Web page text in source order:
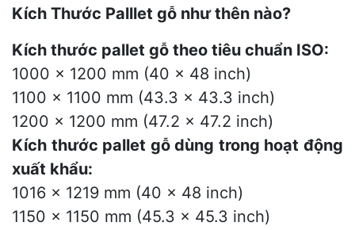
Kích Thước Palllet gỗ như thên nào?
Kích thước pallet gỗ theo tiêu chuẩn ISO:
1000 x 1200 mm (40 x 48 inch)
1100 x 1100 mm (43.3 x 43.3 inch)
1200 x 1200 mm (47.2 x 47.2 inch)
Kích thước pallet gỗ dùng trong hoạt động
xuất khẩu:
1016 x 1219 mm (40 x 48 inch)
1150 x 1150 mm (45.3 x 45.3 inch)